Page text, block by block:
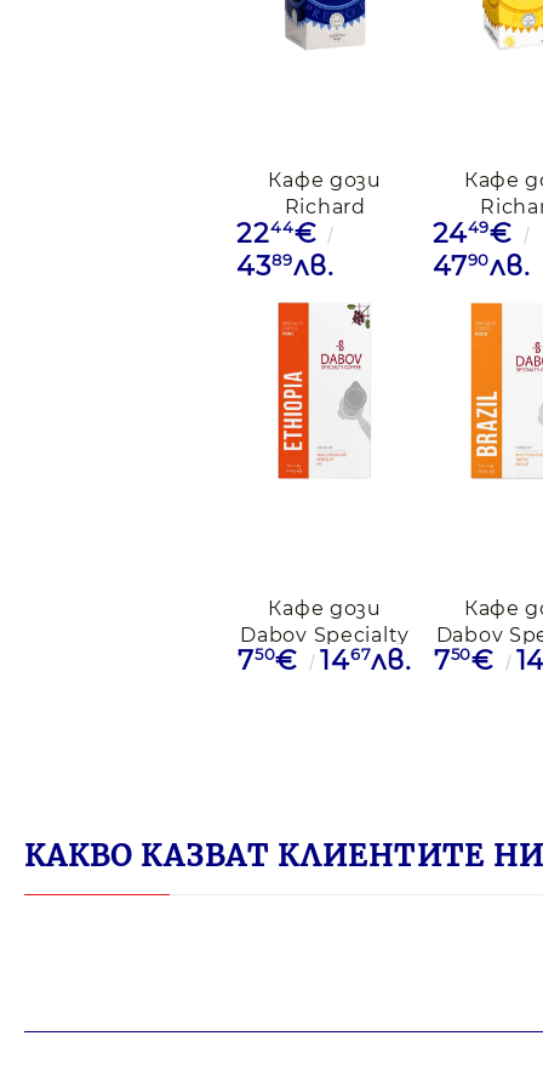
Кафе дози
Richard
Decaffeinated,
25бр.
2244€
4389лв.
Кафе
Ethiopie,
2449€
4790лв.
Кафе дози
Dabov Specialty
Coffe Etiopia, 12
750€ 1467лв.
Кафе
Dabov
Coffe
750€
КАКВО КАЗВАТ КЛИЕНТИТЕ